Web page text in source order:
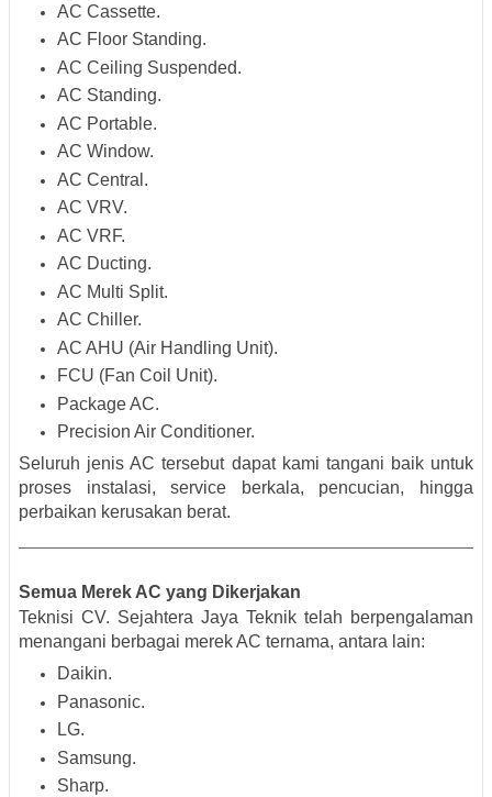
AC Cassette.
AC Floor Standing.
AC Ceiling Suspended.
AC Standing.
AC Portable.
AC Window.
AC Central.
AC VRV.
AC VRF.
AC Ducting.
AC Multi Split.
AC Chiller.
AC AHU (Air Handling Unit).
FCU (Fan Coil Unit).
Package AC.
Precision Air Conditioner.
Seluruh jenis AC tersebut dapat kami tangani baik untuk
proses instalasi, service berkala, pencucian, hingga
perbaikan kerusakan berat.
Semua Merek AC yang Dikerjakan
Teknisi CV. Sejahtera Jaya Teknik telah berpengalaman
menangani berbagai merek AC ternama, antara lain:
Daikin.
Panasonic.
LG.
Samsung.
Sharp.